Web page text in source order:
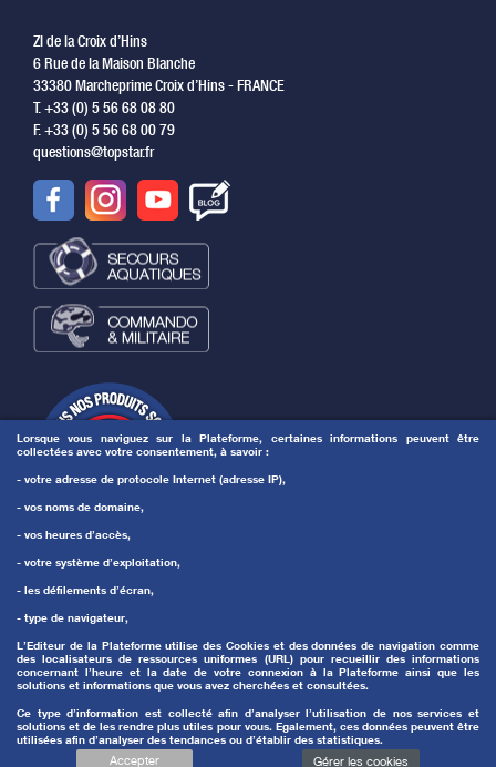
Lorsque vous naviguez sur la Plateforme, certaines informations peuvent être
collectées avec votre consentement, à savoir :
- votre adresse de protocole Internet (adresse IP),
- vos noms de domaine,
- vos heures d’accès,
- votre système d’exploitation,
- les défilements d’écran,
- type de navigateur,
L’Editeur de la Plateforme utilise des Cookies et des données de navigation comme
des localisateurs de ressources uniformes (URL) pour recueillir des informations
concernant l’heure et la date de votre connexion à la Plateforme ainsi que les
solutions et informations que vous avez cherchées et consultées.
Ce type d’information est collecté afin d’analyser l’utilisation de nos services et
solutions et de les rendre plus utiles pour vous. Egalement, ces données peuvent être
utilisées afin d’analyser des tendances ou d’établir des statistiques.
Accepter Gérer les cookies
ZI de la Croix d’Hins
6 Rue de la Maison Blanche
33380 Marcheprime Croix d’Hins - FRANCE
T. +33 (0) 5 56 68 08 80
F. +33 (0) 5 56 68 00 79
questions@topstar.fr